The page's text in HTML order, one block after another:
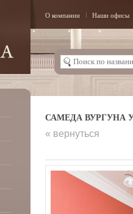
О компании Наши офисы
САМЕДА ВУРГУНА
« вернуться